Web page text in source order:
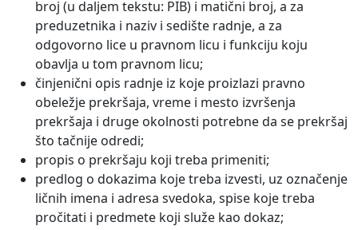
broj (u daljem tekstu: PIB) i matični broj, a za
preduzetnika i naziv i sedište radnje, a za
odgovorno lice u pravnom licu i funkciju koju
obavlja u tom pravnom licu;
činjenični opis radnje iz koje proizlazi pravno
obeležje prekršaja, vreme i mesto izvršenja
prekršaja i druge okolnosti potrebne da se prekršaj
što tačnije odredi;
propis o prekršaju koji treba primeniti;
predlog o dokazima koje treba izvesti, uz označenje
ličnih imena i adresa svedoka, spise koje treba
pročitati i predmete koji služe kao dokaz;